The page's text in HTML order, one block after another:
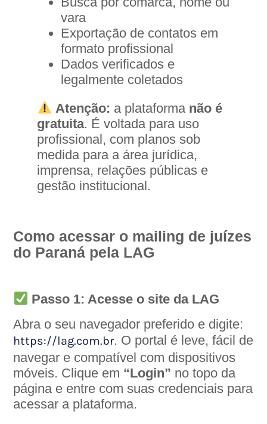
vara
Exportação de contatos em
formato profissional
Dados verificados e
legalmente coletados
Atenção: a plataforma não é
gratuita. É voltada para uso
profissional, com planos sob
medida para a área jurídica,
imprensa, relações públicas e
gestão institucional.
Como acessar o mailing de juízes
do Paraná pela LAG
Passo 1: Acesse o site da LAG
Abra o seu navegador preferido e digite:
https://lag.com.br. O portal é leve, fácil de
navegar e compatível com dispositivos
móveis. Clique em “Login” no topo da
página e entre com suas credenciais para
acessar a plataforma.